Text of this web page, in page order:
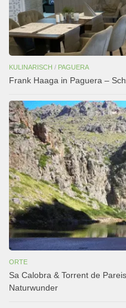
KULINARISCH / PAGUERA
Frank Haaga in Paguera –
ORTE
Sa Calobra & Torrent de
Naturwunder